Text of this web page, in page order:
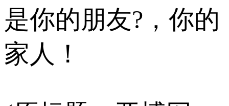
是你的朋友?，你的
家人！